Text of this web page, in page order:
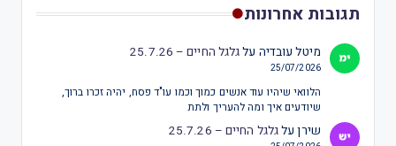
תגובות אחרונות
מיטל עובדיה עלגלגל החיים – 25.7.26
25/07/2026
הלוואי שיהיו עוד אנשים כמוך וכמו עו"ד פסח, יהיה זכרו ברוך,
שיודעים איך ומה להעריך ולתת
שירןעלגלגל החיים – 25.7.26